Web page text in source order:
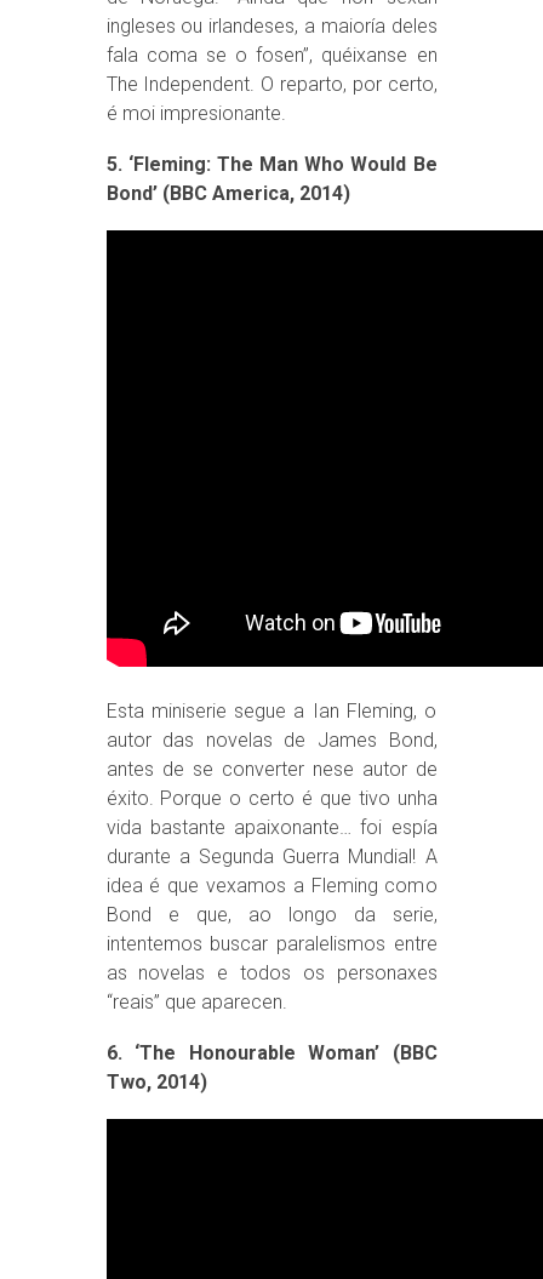
ingleses ou irlandeses, a maioría deles
fala coma se o fosen”, quéixanse en
The Independent. O reparto, por certo,
é moi impresionante.
5. ‘Fleming: The Man Who Would Be
Bond’ (BBC America, 2014)
Esta miniserie segue a Ian Fleming, o
autor das novelas de James Bond,
antes de se converter nese autor de
éxito. Porque o certo é que tivo unha
vida bastante apaixonante… foi espía
durante a Segunda Guerra Mundial! A
idea é que vexamos a Fleming como
Bond e que, ao longo da serie,
intentemos buscar paralelismos entre
as novelas e todos os personaxes
“reais” que aparecen.
6. ‘The Honourable Woman’ (BBC
Two, 2014)